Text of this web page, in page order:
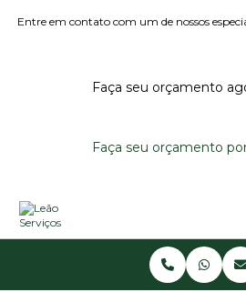
Entre em contato com um de nossos
Faça seu orçamento
Faça seu orçamento